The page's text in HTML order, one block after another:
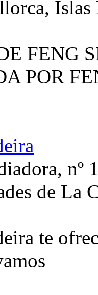
Islas
FENG
POR
nº
de La
te